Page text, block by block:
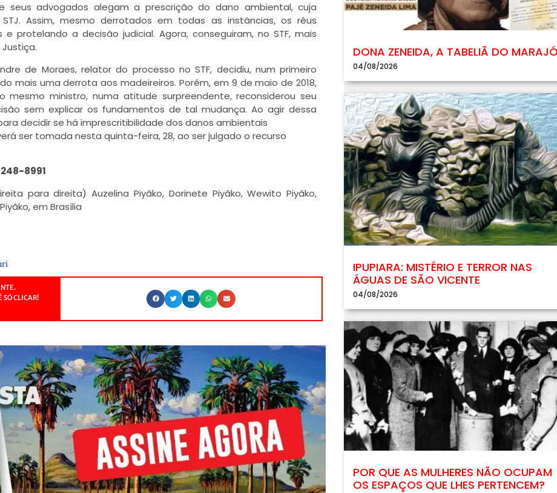
seus advogados alegam a prescrição do dano ambiental, cuja
Assim, mesmo derrotados em todas as instâncias, os réus
protelando a decisão judicial. Agora, conseguiram, no STF, mais
de Moraes, relator do processo no STF, decidiu, num primeiro
mais uma derrota aos madeireiros. Porém, em 9 de maio de 2018,
mesmo ministro, numa atitude surpreendente, reconsiderou seu
sem explicar os fundamentos de tal mudança. Ao agir dessa
decidir se há imprescritibilidade dos danos ambientais
ser tomada nesta quinta-feira, 28, ao ser julgado o recurso
8991
para direita) Auzelina Piyãko, Dorinete Piyãko, Wewito Piyãko,
em Brasília
SÓ CLICAR!
DONA ZENEIDA, A TABELIÃ DO
04/08/2026
IPUPIARA: MISTÉRIO E TERROR NAS
ÁGUAS DE SÃO VICENTE
04/08/2026
POR QUE AS MULHERES NÃO OCUPAM
OS ESPAÇOS QUE LHES PERTENCEM?